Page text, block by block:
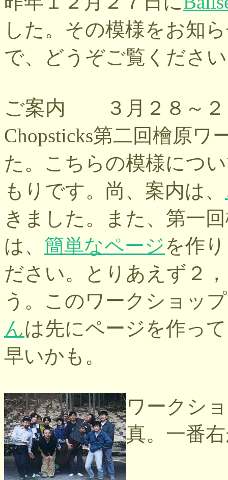
した。その模様をお知
で、どうぞご覧くださ
ご案内
３月２８～２
Chopsticks第二回檜原
た。こちらの模様につ
もりです。尚、案内は、
きました。また、第一
は、 簡単なページを作
ださい。とりあえず２
う。このワークショッ
んは先にページを作っ
早いかも。
ワークシ
真。一番